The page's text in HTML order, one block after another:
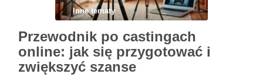
Inne tematy
Przewodnik po castingach
online: jak się przygotować i
zwiększyć szanse